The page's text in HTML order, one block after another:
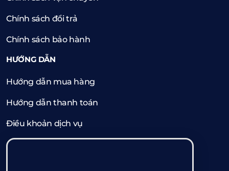
Chính sách đổi trả
Chính sách bảo hành
HƯỚNG DẪN
Hướng dẫn mua hàng
Hướng dẫn thanh toán
Điều khoản dịch vụ